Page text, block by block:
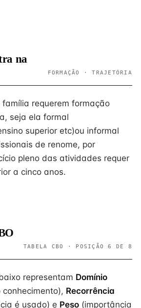
na
FORMAÇÃO · TRAJETÓRIA
requerem formação
seja ela formal
superior etc)ou informal
de renome, por
pleno das atividades requer
a cinco anos.
TABELA CBO · POSIÇÃO 6 DE 8
representam Domínio
Recorrência
é usado) e Peso (importância